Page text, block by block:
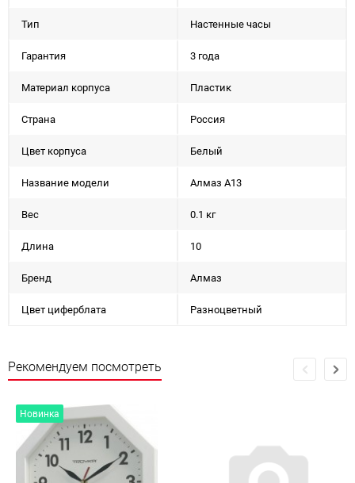
Тип Настенные часы
Гарантия 3 года
Материал корпуса Пластик
Страна Россия
Цвет корпуса Белый
Название модели Алмаз А13
Вес 0.1 кг
Длина 10
Бренд Алмаз
Цвет циферблата Разноцветный
Рекомендуем посмотреть
Новинка